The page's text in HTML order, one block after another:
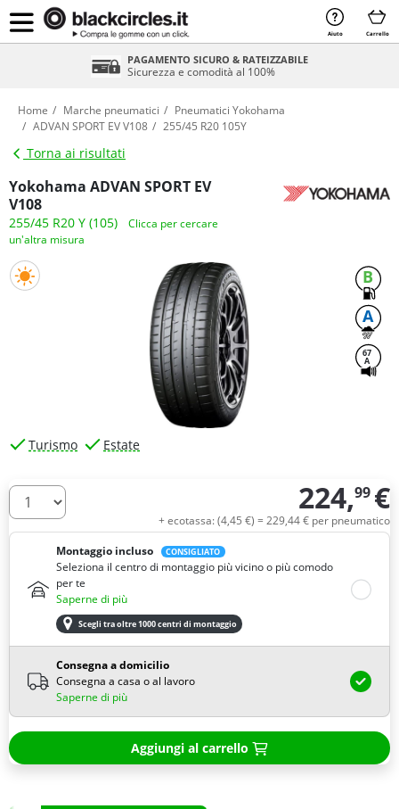
Aiuto Carrello
PAGAMENTO SICURO & RATEIZZABILE
Sicurezza e comodità al 100%
Home Marche pneumatici
Pneumatici Yokohama
ADVAN SPORT EV V108
255/45 R20 105Y
Torna ai risultati
Yokohama ADVAN SPORT EV
V108
255/45 R20 Y (105)
Clicca per cercare
un'altra misura
B
A
67
A
Turismo Estate
Quantità 224,99 €
+ ecotassa: (4,45 €) = 229,44€ per pneumatico
Montaggio incluso
CONSIGLIATO
Seleziona il centro di montaggio più vicino o più comodo
per te
Saperne di più
Scegli tra oltre 1000 centri di montaggio
Consegna a domicilio
Consegna a casa o al lavoro
Saperne di più
Aggiungi al carrello